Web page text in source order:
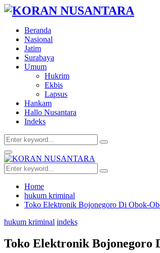
Beranda
Nasional
Jatim
Surabaya
Umum
Hukrim
Ekbis
Lapsus
Hankam
Hallo Nusantara
Indeks
Search
for:
Search
Facebook
Twitter
Youtube
Primary
Menu
Search
for:
Search
Home
hukum kriminal
Toko Elektronik Bojonegoro Di Obok-
hukum kriminal indeks
Toko Elektronik Bojonegoro